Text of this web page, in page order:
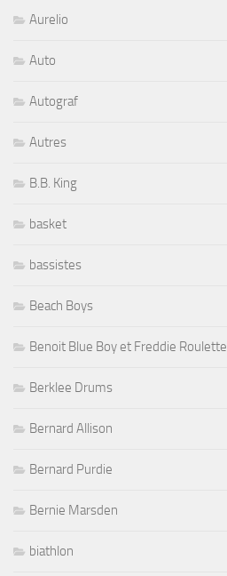
Aurelio
Auto
Autograf
Autres
B.B. King
basket
bassistes
Beach Boys
Benoit Blue Boy et Freddie Roulette
Berklee Drums
Bernard Allison
Bernard Purdie
Bernie Marsden
biathlon